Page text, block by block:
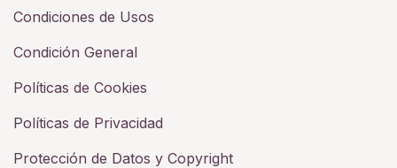
Condiciones de Usos
Condición General
Políticas de Cookies
Políticas de Privacidad
Protección de Datos y Copyright